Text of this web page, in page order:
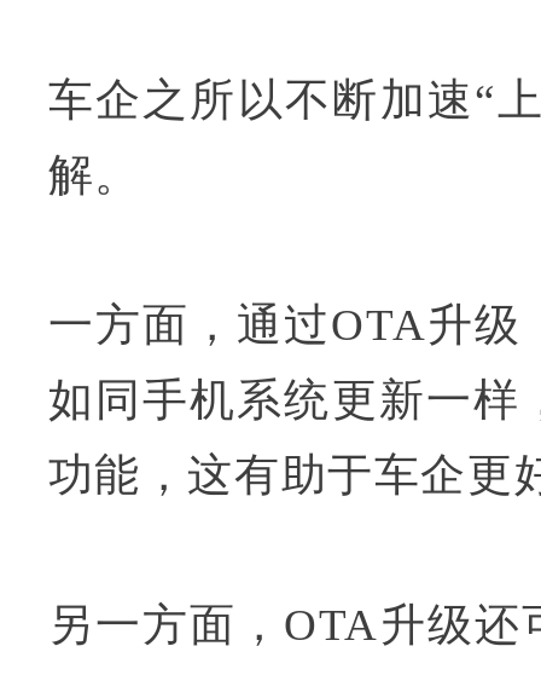
车企之所以不断加速“
解。
一方面，通过OTA升
如同手机系统更新一
功能，这有助于车企更
另一方面，OTA升级